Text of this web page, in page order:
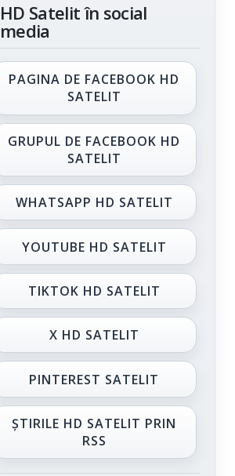
HD Satelit în social
media
PAGINA DE FACEBOOK HD
SATELIT
GRUPUL DE FACEBOOK HD
SATELIT
WHATSAPP HD SATELIT
YOUTUBE HD SATELIT
TIKTOK HD SATELIT
X HD SATELIT
PINTEREST SATELIT
ȘTIRILE HD SATELIT PRIN
RSS